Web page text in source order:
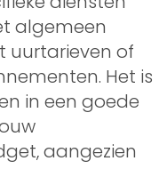
algemeen
uurtarieven of
Het is
in een goede
aangezien